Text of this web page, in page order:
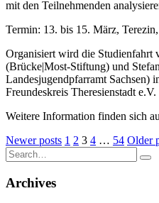
mit den Teilnehmenden
Termin: 13. bis 15. März,
Organisiert wird die Studienfahrt
(Brücke|Most-Stiftung) und
Landesjugendpfarramt Sachsen)
Freundeskreis Theresienstadt e.V.
Weitere Information finden sich
Posts
pagination
Newer posts 1 2 3 4 … 54 Older
Search
for:
Archives